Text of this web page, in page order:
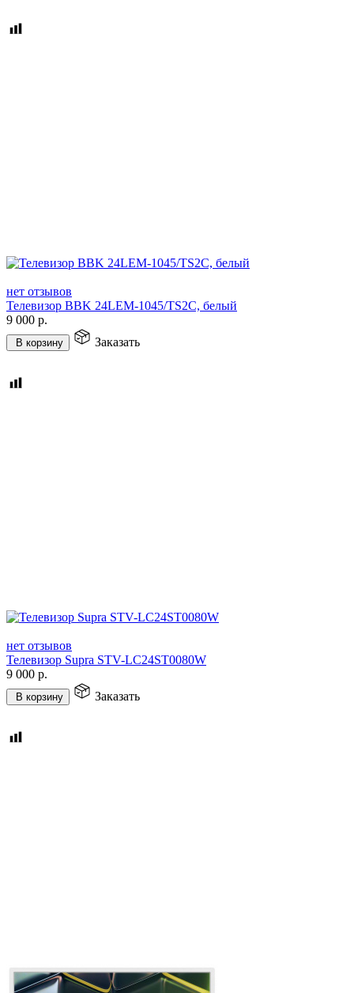
нет отзывов
Телевизор BBK 24LEM-1045/TS2C, белый
9 000 р.
В корзину Заказать
нет отзывов
Телевизор Supra STV-LC24ST0080W
9 000 р.
В корзину Заказать